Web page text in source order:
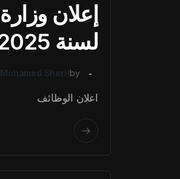
لسنة 2025 لعدد (10) وظيفة قيادية
by
Mohamed Sherif
اعلان الوظائف